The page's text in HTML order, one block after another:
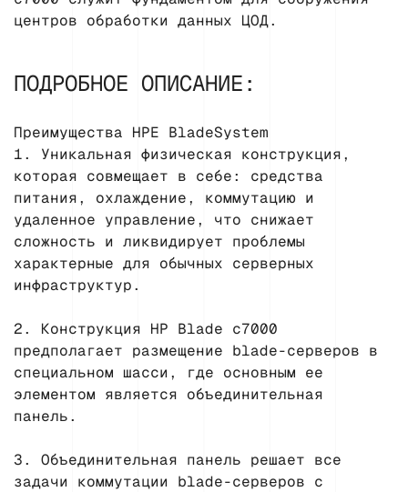
центров обработки данных ЦОД.
ПОДРОБНОЕ ОПИСАНИЕ:
Преимущества HPE BladeSystem
1. Уникальная физическая конструкция,
которая совмещает в себе: средства
питания, охлаждение, коммутацию и
удаленное управление, что снижает
сложность и ликвидирует проблемы
характерные для обычных серверных
инфраструктур.
2. Конструкция HP Blade c7000
предполагает размещение blade-серверов в
специальном шасси, где основным ее
элементом является объединительная
панель.
3. Объединительная панель решает все
задачи коммутации blade-серверов с